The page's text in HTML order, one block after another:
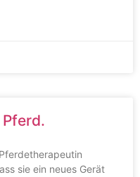
sie ein neues Gerät